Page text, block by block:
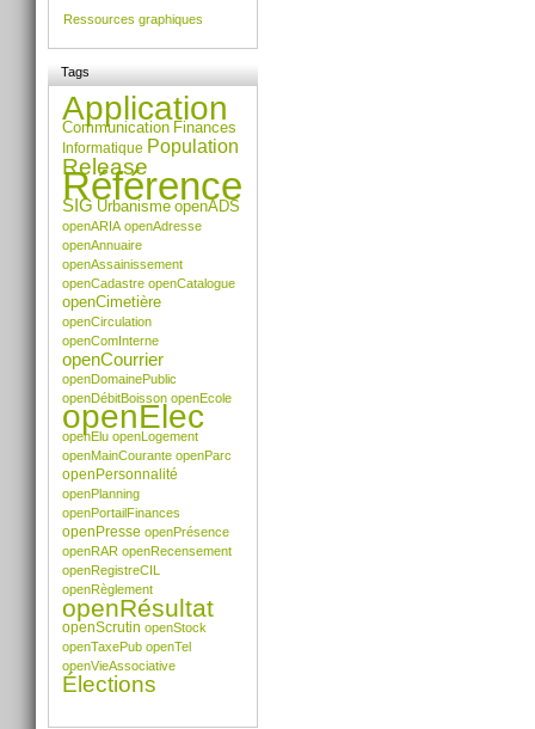
Ressources graphiques
Tags
Application
Communication Finances
Informatique Population
Release
Référence
SIG Urbanisme openADS
openARIA openAdresse
openAnnuaire
openAssainissement
openCadastre openCatalogue
openCimetière
openCirculation
openComInterne
openCourrier
openDomainePublic
openDébitBoisson openEcole
openElec
openElu openLogement
openMainCourante openParc
openPersonnalité
openPlanning
openPortailFinances
openPresse openPrésence
openRAR openRecensement
openRegistreCIL
openRèglement
openRésultat
openScrutin openStock
openTaxePub openTel
openVieAssociative
Élections